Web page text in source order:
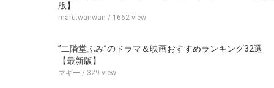
版】
maru.wanwan / 1662 view
”二階堂ふみ”のドラマ＆映画おすすめランキング32選
【最新版】
マギー / 329 view